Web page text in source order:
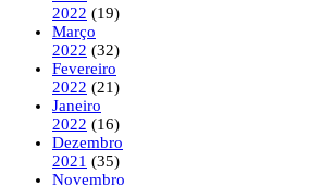
2022 (19)
Março
2022 (32)
Fevereiro
2022 (21)
Janeiro
2022 (16)
Dezembro
2021 (35)
Novembro